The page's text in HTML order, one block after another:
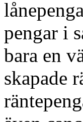
pengar i
bara en
skapade